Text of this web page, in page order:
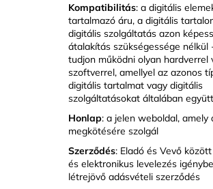
Kompatibilitás: a digitális
tartalmazó áru, a digitális
digitális szolgáltatás azon
átalakítás szükségessége nélkül
tudjon működni olyan hardverrel
szoftverrel, amellyel az azonos
digitális tartalmat vagy digitális
szolgáltatásokat általában
Honlap: a jelen weboldal, amely
megkötésére szolgál
Szerződés: Eladó és Vevő
és elektronikus levelezés
létrejövő adásvételi szerződés